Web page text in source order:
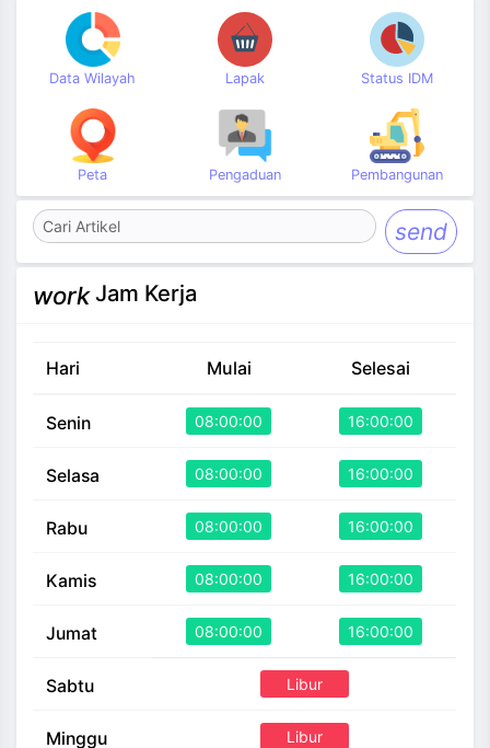
Data Wilayah Lapak Status IDM
Peta Pengaduan Pembangunan
send
workJam Kerja
Hari Mulai Selesai
Senin 08:00:00 16:00:00
Selasa 08:00:00 16:00:00
Rabu 08:00:00 16:00:00
Kamis 08:00:00 16:00:00
Jumat 08:00:00 16:00:00
Sabtu Libur
Minggu Libur